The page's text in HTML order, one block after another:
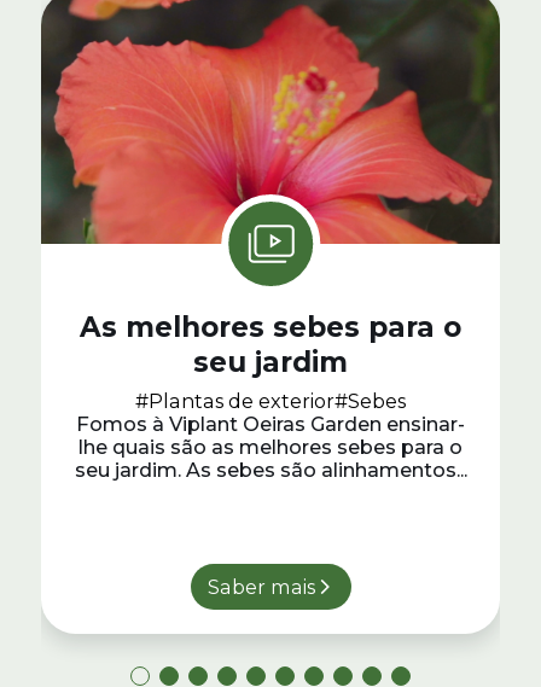
As melhores sebes para o
seu jardim
#Plantas de exterior#Sebes
Fomos à Viplant Oeiras Garden ensinar-
lhe quais são as melhores sebes para o
seu jardim. As sebes são alinhamentos...
Saber mais